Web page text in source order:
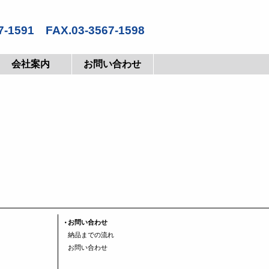
1591 FAX.03-3567-1598
会社案内
お問い合わせ
お問い合わせ
納品までの流れ
お問い合わせ